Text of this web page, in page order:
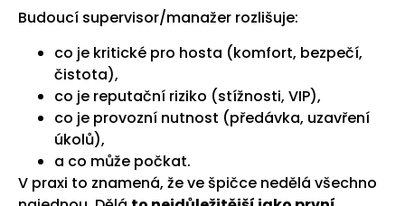
Budoucí supervisor/manažer rozlišuje:
co je kritické pro hosta (komfort, bezpečí,
čistota),
co je reputační riziko (stížnosti, VIP),
co je provozní nutnost (předávka, uzavření
úkolů),
a co může počkat.
V praxi to znamená, že ve špičce nedělá všechno